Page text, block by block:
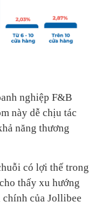
nghiệp F&B
này dễ chịu tác
năng thương
có lợi thế trong
thấy xu hướng
chính của Jollibee